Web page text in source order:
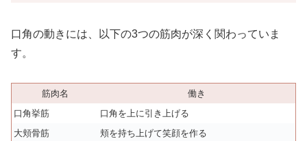
口角の動きには、以下の3つの筋肉が深く関わっていま
す。
筋肉名
働き
口角挙筋
口角を上に引き上げる
大頬骨筋
頬を持ち上げて笑顔を作る